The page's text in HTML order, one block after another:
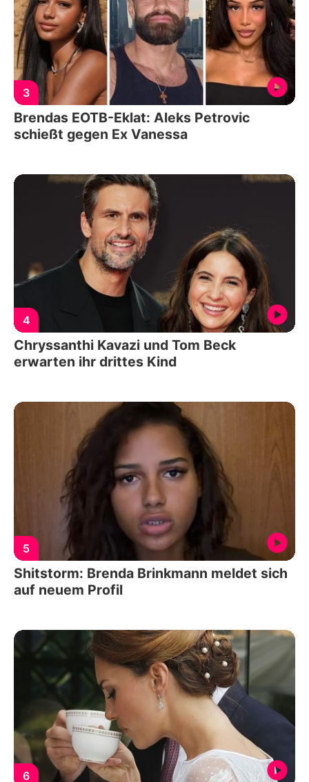
3
Brendas EOTB-Eklat: Aleks Petrovic
schießt gegen Ex Vanessa
4
Chryssanthi Kavazi und Tom Beck
erwarten ihr drittes Kind
5
Shitstorm: Brenda Brinkmann meldet sich
auf neuem Profil
6